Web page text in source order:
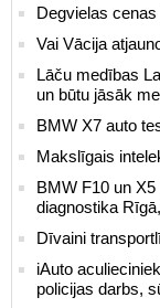
Degvielas
Vai Vācija
Lāču medības
un būtu jāsāk
BMW X7 auto
Makslīgais
BMW F10 un
diagnostika
Dīvaini
iAuto
policijas darbs,